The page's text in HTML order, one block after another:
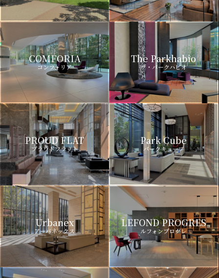
COMFORIA
コンフォリア
The Parkhabio
ザ・パークハビオ
PROUD FLAT
プラウドフラット
Park Cube
パークキューブ
Urbanex
アーバネックス
LEFOND PROGRES
ルフォンプログレ